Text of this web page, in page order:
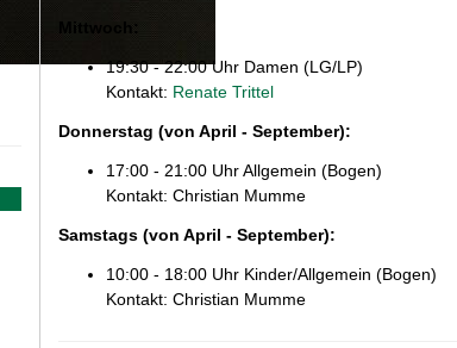
Mittwoch:
19:30 - 22:00 Uhr Damen (LG/LP)
Kontakt: Renate Trittel
Donnerstag (von April - September):
17:00 - 21:00 Uhr Allgemein (Bogen)
Kontakt: Christian Mumme
Samstags (von April - September):
10:00 - 18:00 Uhr Kinder/Allgemein (Bogen)
Kontakt: Christian Mumme